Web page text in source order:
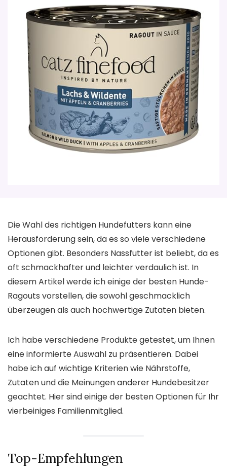
Die Wahl des richtigen Hundefutters kann eine
Herausforderung sein, da es so viele verschiedene
Optionen gibt. Besonders Nassfutter ist beliebt, da es
oft schmackhafter und leichter verdaulich ist. In
diesem Artikel werde ich einige der besten Hunde-
Ragouts vorstellen, die sowohl geschmacklich
überzeugen als auch hochwertige Zutaten bieten.
Ich habe verschiedene Produkte getestet, um Ihnen
eine informierte Auswahl zu präsentieren. Dabei
habe ich auf wichtige Kriterien wie Nährstoffe,
Zutaten und die Meinungen anderer Hundebesitzer
geachtet. Hier sind einige der besten Optionen für Ihr
vierbeiniges Familienmitglied.
Top-Empfehlungen